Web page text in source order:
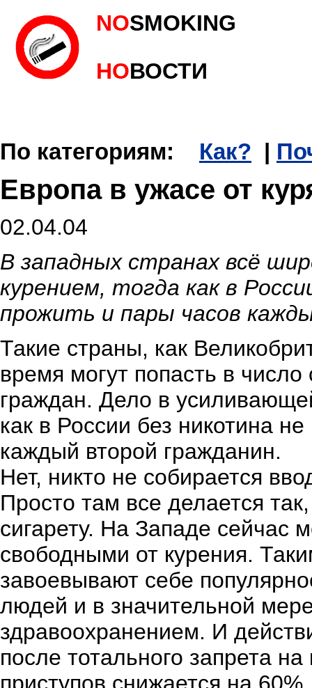
NOSMOKING
НОВОСТИ
По категориям: Как?
Европа в ужасе от
02.04.04
В западных странах всё
курением, тогда как в
прожить и пары часов
Такие страны, как
время могут попасть в
граждан. Дело в
как в России без никотина
каждый второй гражданин.
Нет, никто не собирается
Просто там все делается
сигарету. На Западе сейчас
свободными от курения.
завоевывают себе
людей и в значительной
здравоохранением. И
после тотального запрета